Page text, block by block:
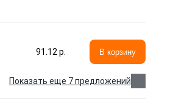
91.12 p. В корзину
Показать еще 7 предложений